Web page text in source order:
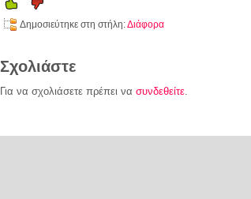
Δημοσιεύτηκε στη στήλη:Διάφορα
Σχολιάστε
Για να σχολιάσετε πρέπει να συνδεθείτε.